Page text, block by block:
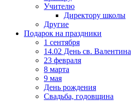
Учителю
Директору школы
Другие
Подарок на праздники
1 сентября
14.02 День св. Валентина
23 февраля
8 марта
9 мая
День рождения
Свадьба, годовщина